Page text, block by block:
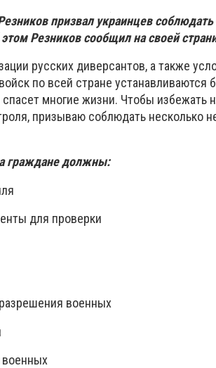
призвал украинцев
Резников сообщил на своей
русских диверсантов, а также
по всей стране устанавливаются
спасет многие жизни. Чтобы избежать
призываю соблюдать несколько
граждане должны:
для проверки
военных
военных